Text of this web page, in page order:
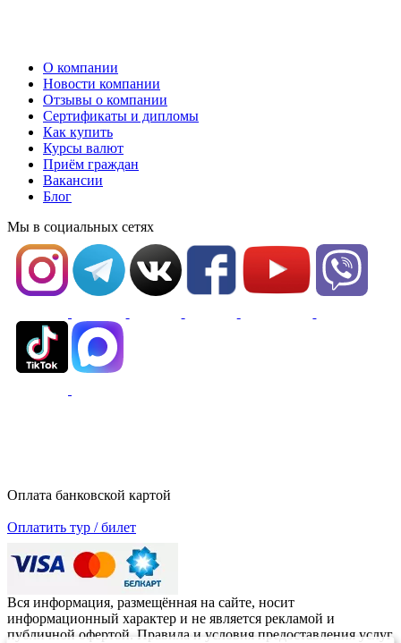
О компании
Новости компании
Отзывы о компании
Сертификаты и дипломы
Как купить
Курсы валют
Приём граждан
Вакансии
Блог
Мы в социальных сетях
Оплата банковской картой
Оплатить тур / билет
Вся информация, размещённая на сайте, носит
информационный характер и не является рекламой и
публичной офертой. Правила и условия предоставления услуг